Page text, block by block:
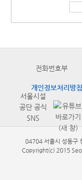
전화번호부
개인정보처리방침
서울시설
공단 공식
SNS
04704 서울시 성동구
Copyright(c) 2015